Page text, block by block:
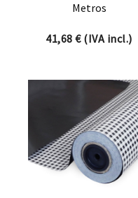
Metros
41,68€(IVA incl.)